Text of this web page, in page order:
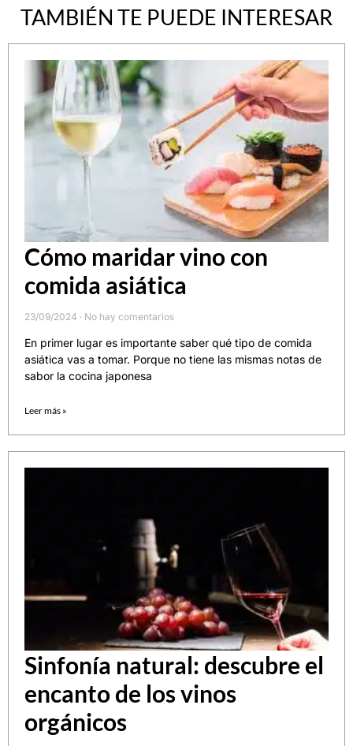
TAMBIÉN TE PUEDE INTERESAR
Cómo maridar vino con
comida asiática
23/09/2024 No hay comentarios
En primer lugar es importante saber qué tipo de comida
asiática vas a tomar. Porque no tiene las mismas notas de
sabor la cocina japonesa
Leer más »
Sinfonía natural: descubre el
encanto de los vinos
orgánicos